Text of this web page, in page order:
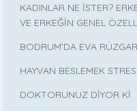
KADINLAR NE İSTER?
VE ERKEĞİN GENEL
BODRUM’DA EVA
HAYVAN BESLEMEK
DOKTORUNUZ DİYOR Kİ